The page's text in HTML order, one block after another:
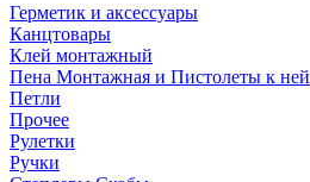
Герметик и аксессуары
Канцтовары
Клей монтажный
Пена Монтажная и Пистолеты к ней
Петли
Прочее
Рулетки
Ручки